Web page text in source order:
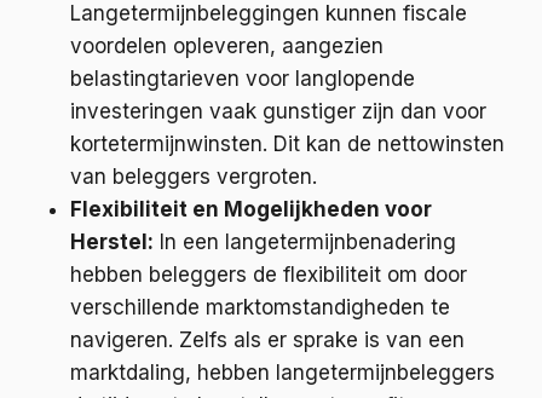
Langetermijnbeleggingen kunnen fiscale
voordelen opleveren, aangezien
belastingtarieven voor langlopende
investeringen vaak gunstiger zijn dan voor
kortetermijnwinsten. Dit kan de nettowinsten
van beleggers vergroten.
Flexibiliteit en Mogelijkheden voor
Herstel: In een langetermijnbenadering
hebben beleggers de flexibiliteit om door
verschillende marktomstandigheden te
navigeren. Zelfs als er sprake is van een
marktdaling, hebben langetermijnbeleggers